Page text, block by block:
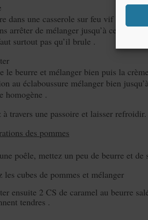
dans une casserole sur feu vif en
arrêter de mélanger jusqu’à ce que le
surtout pas qu’il brule .
le beurre et mélanger bien puis la
au éclaboussure mélanger bien
homogène .
à travers une passoire et laisser refroidir.
des pommes
poêle, mettez un peu de beurre et de
les cubes de pommes et mélanger
ensuite 2 CS de caramel au beurre
tendres .